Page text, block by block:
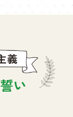
誓い